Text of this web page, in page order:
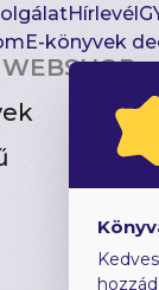
Hírlevél
E-könyvek
WEBSHOP
Heti
Blog